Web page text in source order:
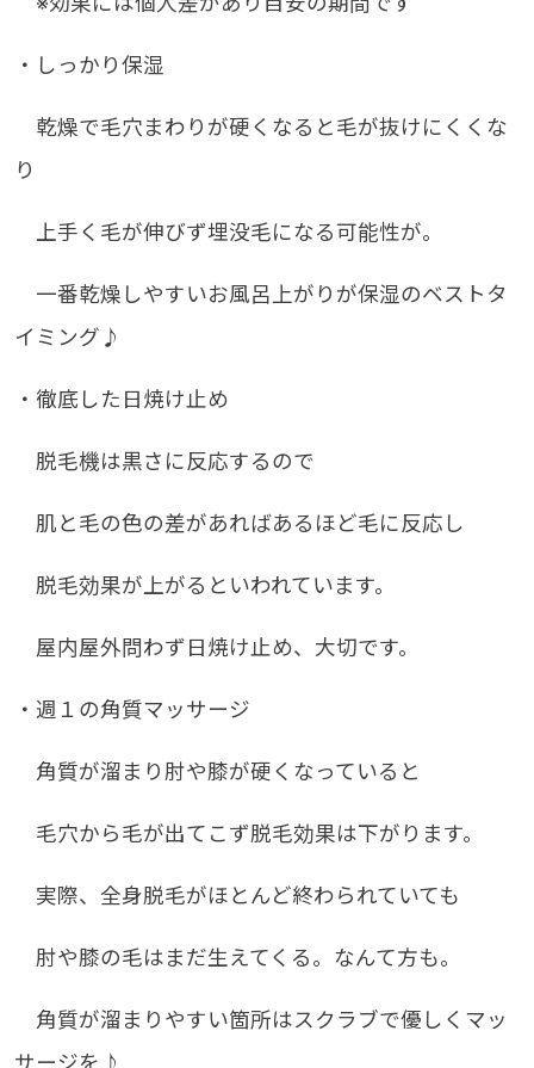
・しっかり保湿
乾燥で毛穴まわりが硬くなると毛が抜けにくくな
り
上手く毛が伸びず埋没毛になる可能性が。
一番乾燥しやすいお風呂上がりが保湿のベストタ
イミング♪
・徹底した日焼け止め
脱毛機は黒さに反応するので
肌と毛の色の差があればあるほど毛に反応し
脱毛効果が上がるといわれています。
屋内屋外問わず日焼け止め、大切です。
・週１の角質マッサージ
角質が溜まり肘や膝が硬くなっていると
毛穴から毛が出てこず脱毛効果は下がります。
実際、全身脱毛がほとんど終わられていても
肘や膝の毛はまだ生えてくる。なんて方も。
角質が溜まりやすい箇所はスクラブで優しくマッ
サージを♪